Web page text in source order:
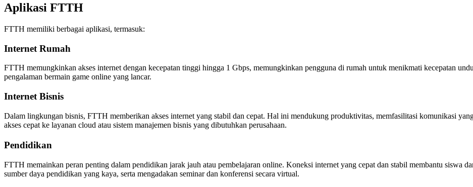
Aplikasi FTTH
FTTH memiliki berbagai aplikasi, termasuk:
Internet Rumah
FTTH memungkinkan akses internet dengan kecepatan tinggi hingga 1 Gbps, memungkinkan pengguna di rumah untuk menikmati kecepatan
pengalaman bermain game online yang lancar.
Internet Bisnis
Dalam lingkungan bisnis, FTTH memberikan akses internet yang stabil dan cepat. Hal ini mendukung produktivitas, memfasilitasi komunikasi
akses cepat ke layanan cloud atau sistem manajemen bisnis yang dibutuhkan perusahaan.
Pendidikan
FTTH memainkan peran penting dalam pendidikan jarak jauh atau pembelajaran online. Koneksi internet yang cepat dan stabil membantu siswa
sumber daya pendidikan yang kaya, serta mengadakan seminar dan konferensi secara virtual.